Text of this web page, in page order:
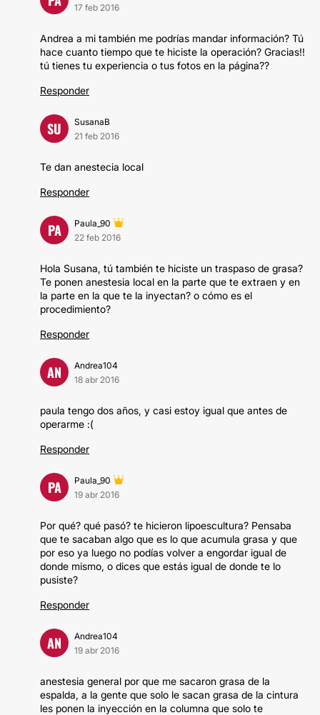
17 feb 2016
Andrea a mi también me podrías mandar información? Tú
hace cuanto tiempo que te hiciste la operación? Gracias!!
tú tienes tu experiencia o tus fotos en la página??
Responder
SU
SusanaB
21 feb 2016
Te dan anestecia local
Responder
PA
Paula_90
22 feb 2016
Hola Susana, tú también te hiciste un traspaso de grasa?
Te ponen anestesia local en la parte que te extraen y en
la parte en la que te la inyectan? o cómo es el
procedimiento?
Responder
AN
Andrea104
18 abr 2016
paula tengo dos años, y casi estoy igual que antes de
operarme :(
Responder
PA
Paula_90
19 abr 2016
Por qué? qué pasó? te hicieron lipoescultura? Pensaba
que te sacaban algo que es lo que acumula grasa y que
por eso ya luego no podías volver a engordar igual de
donde mismo, o dices que estás igual de donde te lo
pusiste?
Responder
AN
Andrea104
19 abr 2016
anestesia general por que me sacaron grasa de la
espalda, a la gente que solo le sacan grasa de la cintura
les ponen la inyección en la columna que solo te